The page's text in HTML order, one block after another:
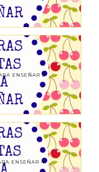
ENSEÑAR 5
ENSEÑAR 4.